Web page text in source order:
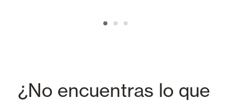
¿No encuentras lo que